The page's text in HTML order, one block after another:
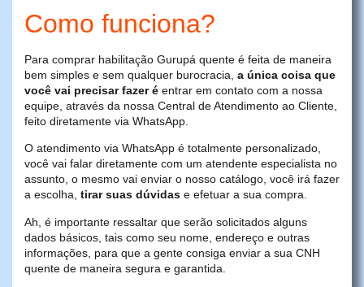
Como funciona?
Para comprar habilitação Gurupá quente é feita de maneira
bem simples e sem qualquer burocracia, a única coisa que
você vai precisar fazer é entrar em contato com a nossa
equipe, através da nossa Central de Atendimento ao Cliente,
feito diretamente via WhatsApp.
O atendimento via WhatsApp é totalmente personalizado,
você vai falar diretamente com um atendente especialista no
assunto, o mesmo vai enviar o nosso catálogo, você irá fazer
a escolha, tirar suas dúvidas e efetuar a sua compra.
Ah, é importante ressaltar que serão solicitados alguns
dados básicos, tais como seu nome, endereço e outras
informações, para que a gente consiga enviar a sua CNH
quente de maneira segura e garantida.